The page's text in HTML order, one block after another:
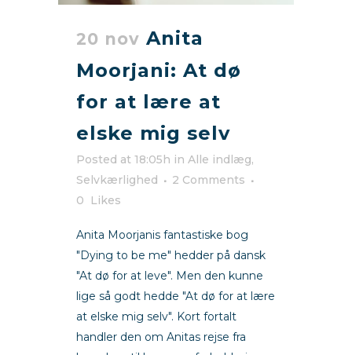
20 nov Anita
Moorjani: At dø
for at lære at
elske mig selv
Posted at 18:05h in Alle indlæg,
Selvkærlighed
2 Comments
0
Likes
Anita Moorjanis fantastiske bog
"Dying to be me" hedder på dansk
"At dø for at leve". Men den kunne
lige så godt hedde "At dø for at lære
at elske mig selv". Kort fortalt
handler den om Anitas rejse fra